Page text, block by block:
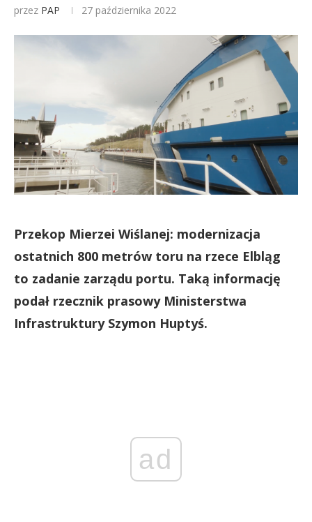
przez PAP 27 października 2022
Przekop Mierzei Wiślanej: modernizacja
ostatnich 800 metrów toru na rzece Elbląg
to zadanie zarządu portu. Taką informację
podał rzecznik prasowy Ministerstwa
Infrastruktury Szymon Huptyś.
ad